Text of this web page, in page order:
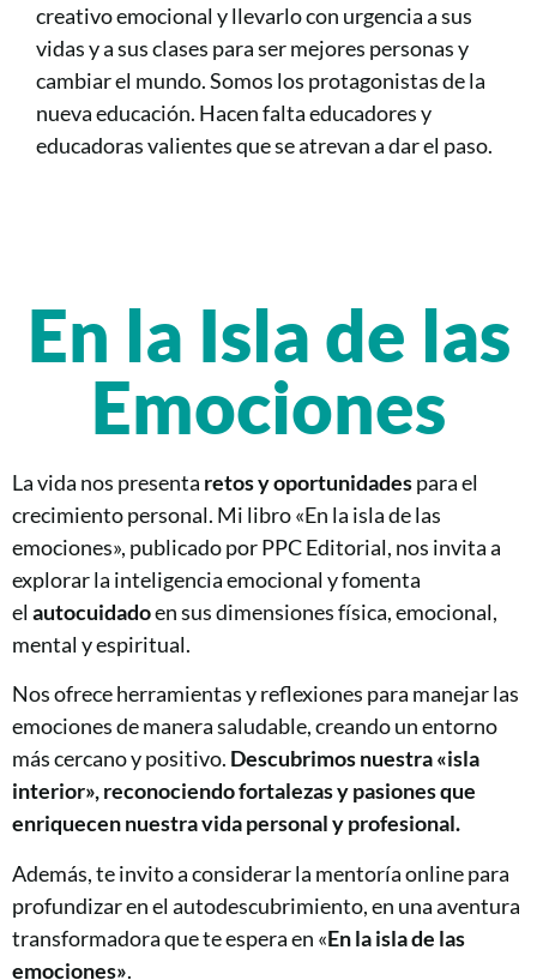
creativo emocional y llevarlo con urgencia a sus
vidas y a sus clases para ser mejores personas y
cambiar el mundo. Somos los protagonistas de la
nueva educación. Hacen falta educadores y
educadoras valientes que se atrevan a dar el paso.
En la Isla de las
Emociones
La vida nos presenta retos y oportunidadespara el
crecimiento personal. Mi libro «En la isla de las
emociones», publicado por PPC Editorial, nos invita a
explorar la inteligencia emocional y fomenta
el autocuidadoen sus dimensiones física, emocional,
mental y espiritual.
Nos ofrece herramientas y reflexiones para manejar las
emociones de manera saludable, creando un entorno
más cercano y positivo. Descubrimos nuestra «isla
interior», reconociendo fortalezas y pasiones que
enriquecen nuestra vida personal y profesional.
Además, te invito a considerar la mentoría online para
profundizar en el autodescubrimiento, en una aventura
transformadora que te espera en «En la isla de las
emociones».